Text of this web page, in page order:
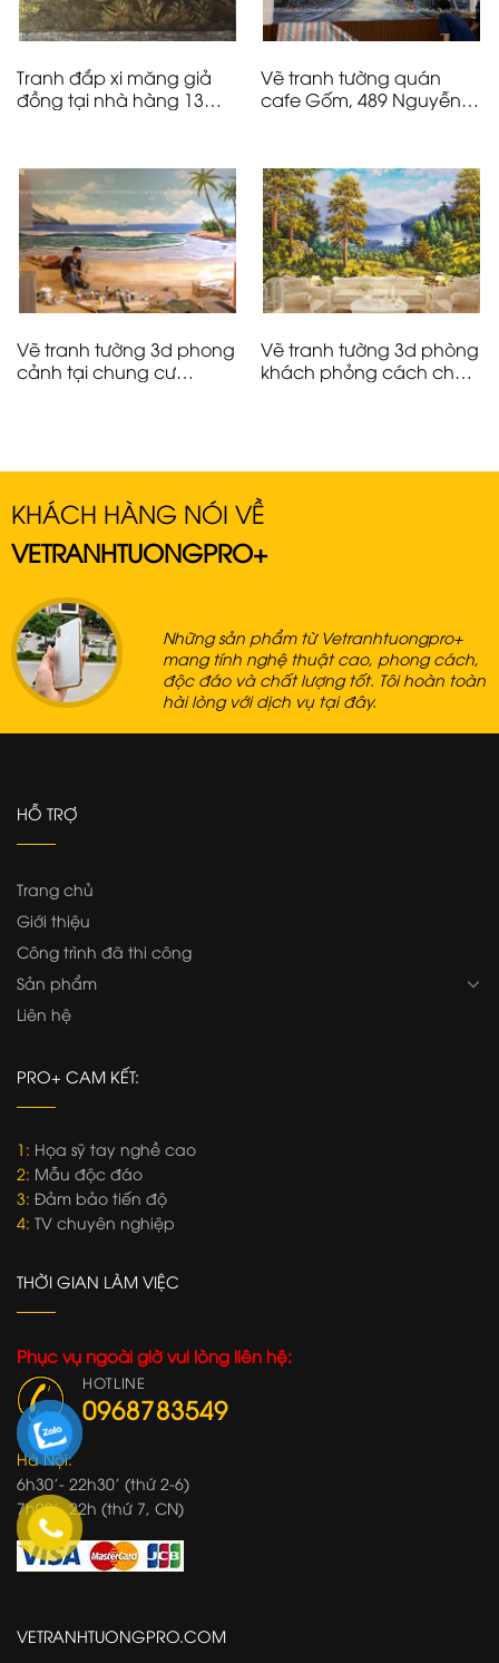
Tranh đắp xi măng giả
đồng tại nhà hàng 13
Vẽ tranh tường quán
cafe Gốm, 489 Nguyễn
Vẽ tranh tường 3d phong
cảnh tại chung cư
Vẽ tranh tường 3d phòng
khách phỏng cách châu
KHÁCH HÀNG NÓI VỀ
VETRANHTUONGPRO+
Những sản phẩm từ Vetranhtuongpro+
mang tính nghệ thuật cao, phong cách,
độc đáo và chất lượng tốt. Tôi hoàn toàn
hài lòng với dịch vụ tại đây.
HỖ TRỢ
Trang chủ
Giới thiệu
Công trình đã thi công
Sản phẩm
Liên hệ
PRO+ CAM KẾT:
1: Họa sỹ tay nghề cao
2: Mẫu độc đáo
3: Đảm bảo tiến độ
4: TV chuyên nghiệp
THỜI GIAN LÀM VIỆC
Phục vụ ngoài giờ vui lòng liên hệ:
HOTLINE
0968783549
Hà Nội:
6h30'- 22h30' (thứ 2-6)
7h00'- 22h (thứ 7, CN)
VETRANHTUONGPRO.COM